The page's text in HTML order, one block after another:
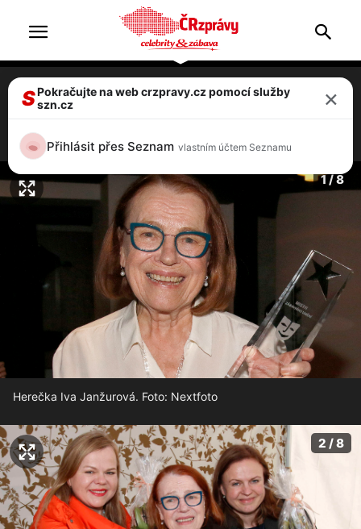
Iva Janžurová slaví 85. Šedesát let na
1 / 8
Herečka Iva Janžurová. Foto: Nextfoto
2 / 8
SPokračujte na web crzpravy.cz pomocí služby
szn.cz
×
Přihlásit přes Seznam vlastním účtem Seznamu